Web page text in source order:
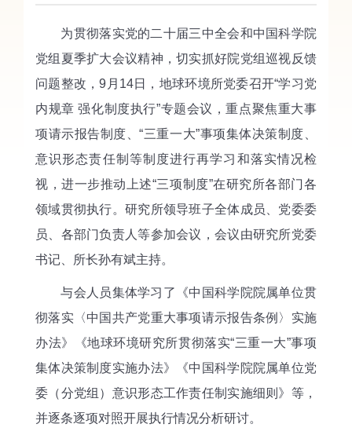
为贯彻落实党的二十届三中全会和中国科学院
党组夏季扩大会议精神，切实抓好院党组巡视反馈
问题整改，9月14日，地球环境所党委召开“学习党
内规章 强化制度执行”专题会议，重点聚焦重大事
项请示报告制度、“三重一大”事项集体决策制度、
意识形态责任制等制度进行再学习和落实情况检
视，进一步推动上述“三项制度”在研究所各部门各
领域贯彻执行。研究所领导班子全体成员、党委委
员、各部门负责人等参加会议，会议由研究所党委
书记、所长孙有斌主持。
与会人员集体学习了《中国科学院院属单位贯
彻落实〈中国共产党重大事项请示报告条例〉实施
办法》《地球环境研究所贯彻落实“三重一大”事项
集体决策制度实施办法》《中国科学院院属单位党
委（分党组）意识形态工作责任制实施细则》等，
并逐条逐项对照开展执行情况分析研讨。